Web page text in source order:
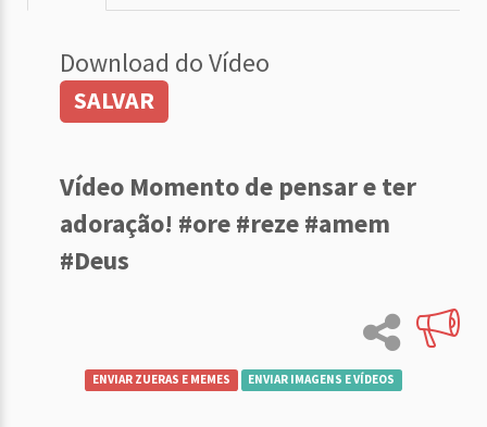
Download do Vídeo
SALVAR
Vídeo Momento de pensar e ter
adoração! #ore #reze #amem
#Deus
ENVIAR ZUERAS E MEMES ENVIAR IMAGENS E VÍDEOS